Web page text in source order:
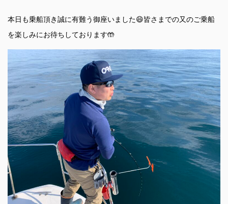
本日も乗船頂き誠に有難う御座いました😄皆さまでの又のご乗船
を楽しみにお待ちしております🤲